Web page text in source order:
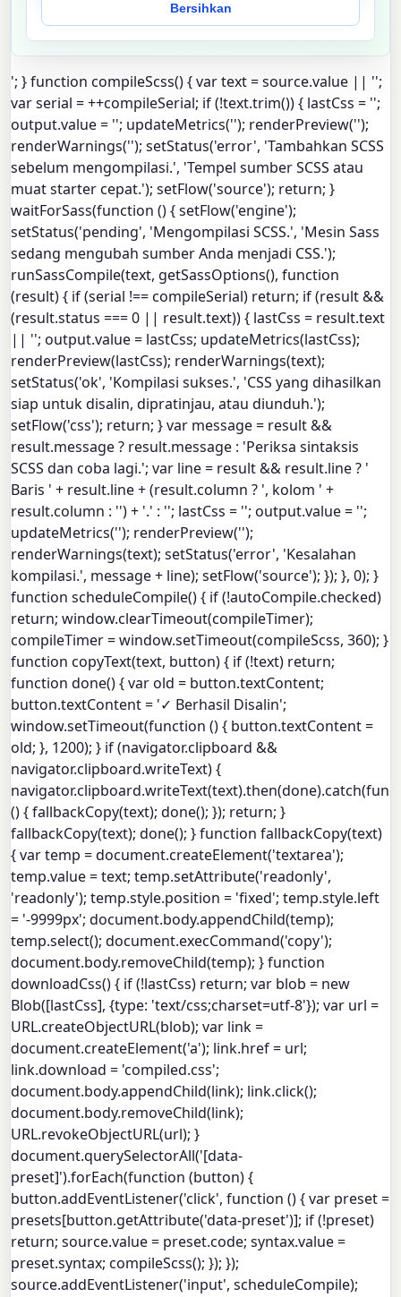
Bersihkan
'; } function compileScss() { var text = source.value || '';
var serial = ++compileSerial; if (!text.trim()) { lastCss = '';
output.value = ''; updateMetrics(''); renderPreview('');
renderWarnings(''); setStatus('error', 'Tambahkan SCSS
sebelum mengompilasi.', 'Tempel sumber SCSS atau
muat starter cepat.'); setFlow('source'); return; }
waitForSass(function () { setFlow('engine');
setStatus('pending', 'Mengompilasi SCSS.', 'Mesin Sass
sedang mengubah sumber Anda menjadi CSS.');
runSassCompile(text, getSassOptions(), function
(result) { if (serial !== compileSerial) return; if (result &&
(result.status === 0 || result.text)) { lastCss = result.text
|| ''; output.value = lastCss; updateMetrics(lastCss);
renderPreview(lastCss); renderWarnings(text);
setStatus('ok', 'Kompilasi sukses.', 'CSS yang dihasilkan
siap untuk disalin, dipratinjau, atau diunduh.');
setFlow('css'); return; } var message = result &&
result.message ? result.message : 'Periksa sintaksis
SCSS dan coba lagi.'; var line = result && result.line ? '
Baris ' + result.line + (result.column ? ', kolom ' +
result.column : '') + '.' : ''; lastCss = ''; output.value = '';
updateMetrics(''); renderPreview('');
renderWarnings(text); setStatus('error', 'Kesalahan
kompilasi.', message + line); setFlow('source'); }); }, 0); }
function scheduleCompile() { if (!autoCompile.checked)
return; window.clearTimeout(compileTimer);
compileTimer = window.setTimeout(compileScss, 360); }
function copyText(text, button) { if (!text) return;
function done() { var old = button.textContent;
button.textContent = '✓ Berhasil Disalin';
window.setTimeout(function () { button.textContent =
old; }, 1200); } if (navigator.clipboard &&
navigator.clipboard.writeText) {
() { fallbackCopy(text); done(); }); return; }
fallbackCopy(text); done(); } function fallbackCopy(text)
{ var temp = document.createElement('textarea');
temp.value = text; temp.setAttribute('readonly',
'readonly'); temp.style.position = 'fixed'; temp.style.left
= '-9999px'; document.body.appendChild(temp);
temp.select(); document.execCommand('copy');
document.body.removeChild(temp); } function
downloadCss() { if (!lastCss) return; var blob = new
Blob([lastCss], {type: 'text/css;charset=utf-8'}); var url =
URL.createObjectURL(blob); var link =
document.createElement('a'); link.href = url;
link.download = 'compiled.css';
document.body.appendChild(link); link.click();
document.body.removeChild(link);
URL.revokeObjectURL(url); }
document.querySelectorAll('[data-
preset]').forEach(function (button) {
button.addEventListener('click', function () { var preset =
presets[button.getAttribute('data-preset')]; if (!preset)
return; source.value = preset.code; syntax.value =
preset.syntax; compileScss(); }); });
source.addEventListener('input', scheduleCompile);